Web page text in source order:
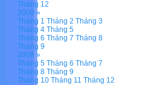
Tháng 12
2009 »
Tháng 1 Tháng 2 Tháng 3
Tháng 4 Tháng 5
Tháng 6 Tháng 7 Tháng 8
Tháng 9
2008 »
Tháng 5 Tháng 6 Tháng 7
Tháng 8 Tháng 9
Tháng 10 Tháng 11 Tháng 12